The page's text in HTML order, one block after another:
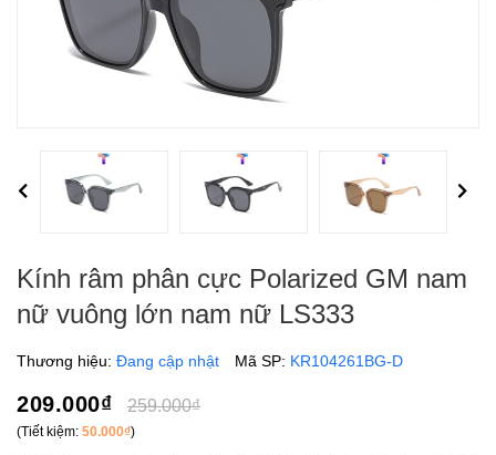
Previous Next
Kính râm phân cực Polarized GM nam
nữ vuông lớn nam nữ LS333
Thương hiệu: Đang cập nhật Mã SP: KR104261BG-D
209.000₫ 259.000₫
(Tiết kiệm: 50.000₫)